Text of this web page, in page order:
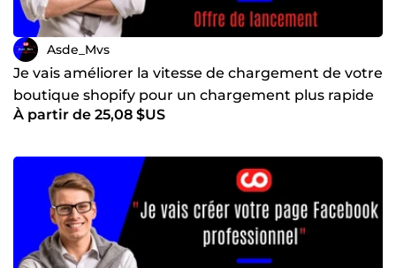
Asde_Mvs
Je vais améliorer la vitesse de chargement de votre
boutique shopify pour un chargement plus rapide
À partir de 25,08 $US